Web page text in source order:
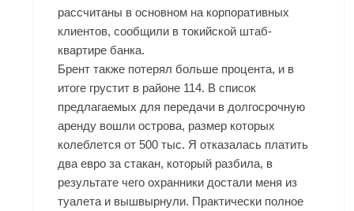
рассчитаны в основном на корпоративных
клиентов, сообщили в токийской штаб-
квартире банка.
Брент также потерял больше процента, и в
итоге грустит в районе 114. В список
предлагаемых для передачи в долгосрочную
аренду вошли острова, размер которых
колеблется от 500 тыс. Я отказалась платить
два евро за стакан, который разбила, в
результате чего охранники достали меня из
туалета и вышвырнули. Практически полное